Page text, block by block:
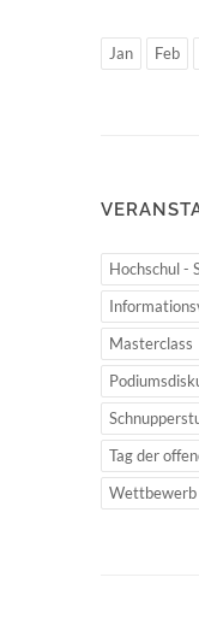
Jan Feb
Hochschul -
Masterclass
Tag der
Wettbewerb